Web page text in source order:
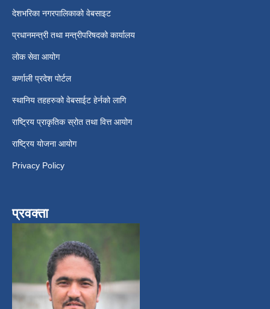
देशभरिका नगरपालिकाको वेबसाइट
प्रधानमन्त्री तथा मन्त्रीपरिषदको कार्यालय
लोक सेवा आयोग
कर्णाली प्रदेश पोर्टल
स्थानिय तहहरुको वेबसाईट हेर्नको लागि
राष्ट्रिय प्राकृतिक स्रोत तथा वित्त आयोग
राष्ट्रिय योजना आयोग
Privacy Policy
प्रवक्ता